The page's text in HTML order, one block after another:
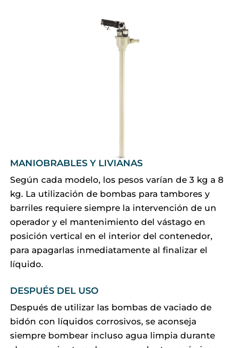
MANIOBRABLES Y LIVIANAS
Según cada modelo, los pesos varían de 3 kg a 8
kg. La utilización de bombas para tambores y
barriles requiere siempre la intervención de un
operador y el mantenimiento del vástago en
posición vertical en el interior del contenedor,
para apagarlas inmediatamente al finalizar el
líquido.
DESPUÉS DEL USO
Después de utilizar las bombas de vaciado de
bidón con líquidos corrosivos, se aconseja
siempre bombear incluso agua limpia durante